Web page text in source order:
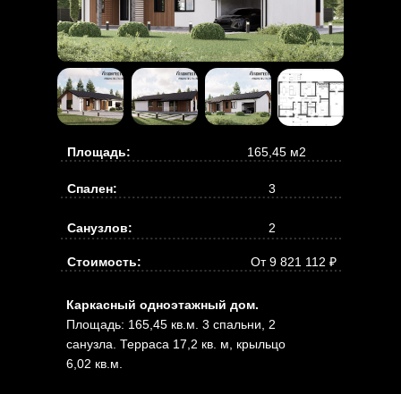
Площадь: 165,45 м2
Спален: 3
Каркасный одноэтажный дом.
Площадь: 165,45 кв.м. 3 спальни, 2
санузла. Терраса 17,2 кв. м, крыльцо
6,02 кв.м.
Санузлов: 2
Стоимость: От 9 821 112 ₽